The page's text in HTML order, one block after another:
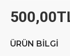
ÜRÜN BILGI